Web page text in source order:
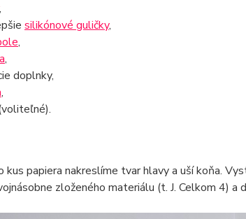
silikónové guličky,
,
,
doplnky,
,
kus papiera nakreslíme tvar hlavy a uší koňa.
zloženého materiálu (t. J. Celkom 4) a